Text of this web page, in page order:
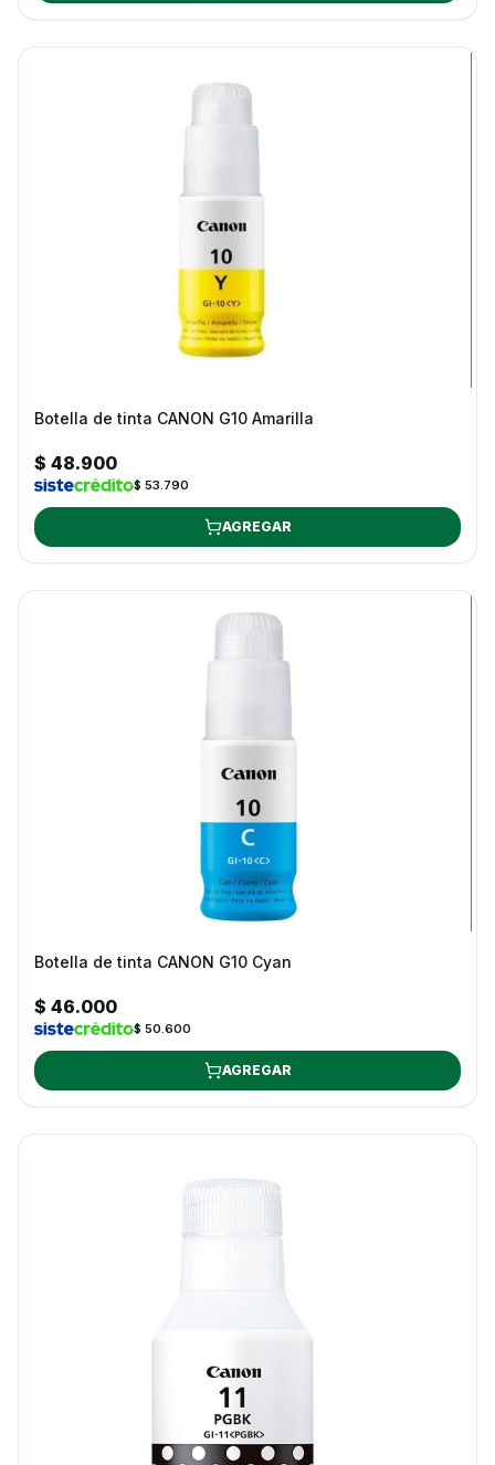
Botella de tinta CANON G10 Amarilla
$ 48.900
$ 53.790
AGREGAR
Botella de tinta CANON G10 Cyan
$ 46.000
$ 50.600
AGREGAR